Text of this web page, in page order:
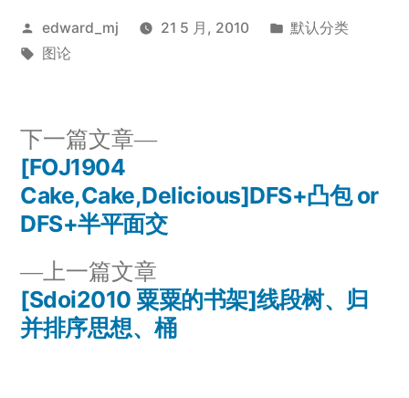
发
布
edward_mj 21 5 月, 2010
发
默认分类
标
图论
文
章
导
航
上一篇文章
一
篇
[Sdoi2010 粟粟的书架]线段树、归
并排序思想、桶
下一篇文章
下
篇
文
[FOJ1904
Cake,Cake,Delicious]DFS+凸包 or
DFS+半平面交